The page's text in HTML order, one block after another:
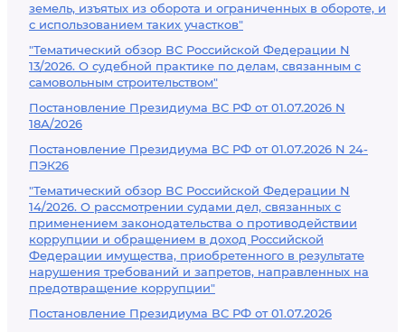
земель, изъятых из оборота и ограниченных в обороте, и
с использованием таких участков"
"Тематический обзор ВС Российской Федерации N
13/2026. О судебной практике по делам, связанным с
самовольным строительством"
Постановление Президиума ВС РФ от 01.07.2026 N
18А/2026
Постановление Президиума ВС РФ от 01.07.2026 N 24-
ПЭК26
"Тематический обзор ВС Российской Федерации N
14/2026. О рассмотрении судами дел, связанных с
применением законодательства о противодействии
коррупции и обращением в доход Российской
Федерации имущества, приобретенного в результате
нарушения требований и запретов, направленных на
предотвращение коррупции"
Постановление Президиума ВС РФ от 01.07.2026